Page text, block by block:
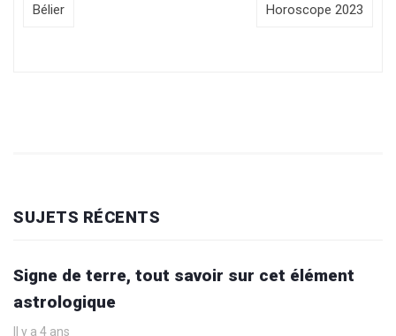
Bélier Horoscope 2023
SUJETS RÉCENTS
Signe de terre, tout savoir sur cet élément
astrologique
Il y a 4 ans